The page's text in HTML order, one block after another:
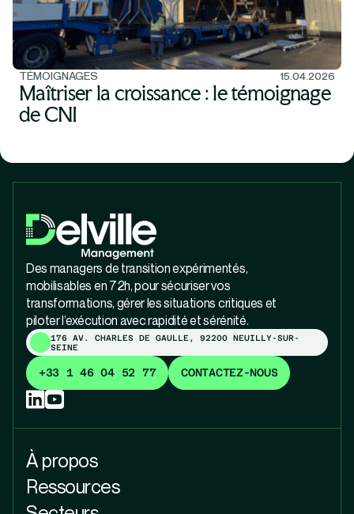
TÉMOIGNAGES 15.04.2026
Maîtriser la croissance : le témoignage
de CNI
Des managers de transition expérimentés,
mobilisables en 72h, pour sécuriser vos
transformations, gérer les situations critiques et
piloter l’exécution avec rapidité et sérénité.
176 AV. CHARLES DE GAULLE, 92200 NEUILLY-SUR-
SEINE
+33 1 46 04 52 77 CONTACTEZ-NOUS
À propos
Ressources